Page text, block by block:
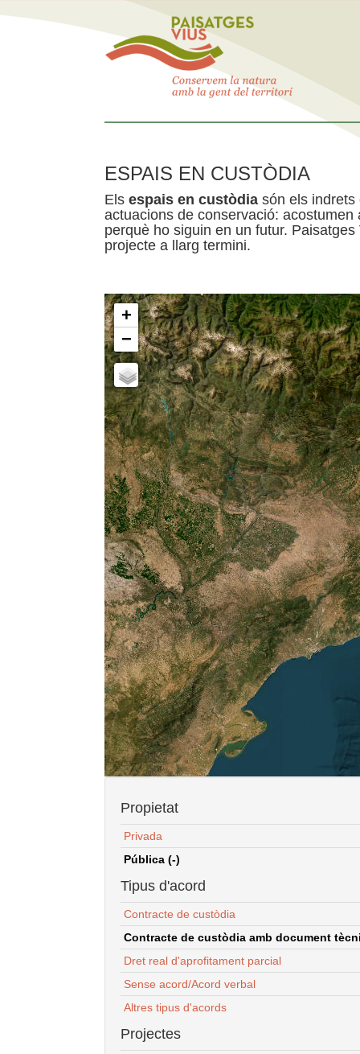
ESPAIS EN CUSTÒDIA
Els espais en custòdia són els indrets
actuacions de conservació:
perquè ho siguin en un futur.
projecte a llarg termini.
+
−
Propietat
Privada
Pública (-)
Tipus d'acord
Contracte de custòdia
Contracte de custòdia amb document
Dret real d'aprofitament parcial
Sense acord/Acord verbal
Altres tipus d'acords
Projectes